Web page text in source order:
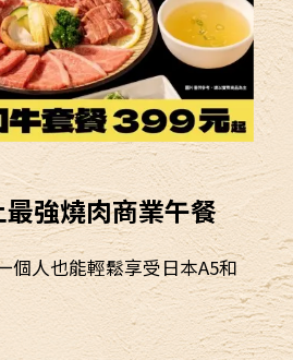
強燒肉商業午餐
個人也能輕鬆享受日本A5和